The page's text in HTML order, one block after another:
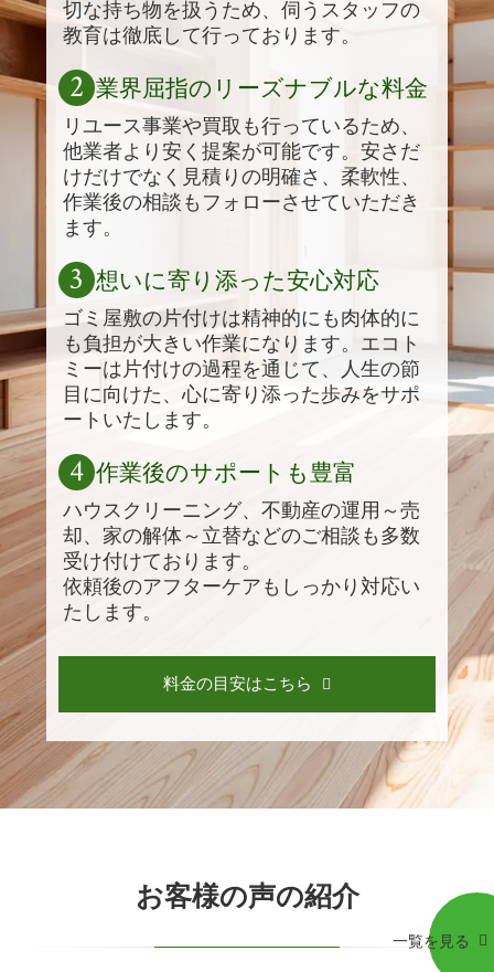
切な持ち物を扱うため、伺うスタッフの
教育は徹底して行っております。
業界屈指のリーズナブルな料金
リユース事業や買取も行っているため、
他業者より安く提案が可能です。安さだ
けだけでなく見積りの明確さ、柔軟性、
作業後の相談もフォローさせていただき
ます。
2
想いに寄り添った安心対応
ゴミ屋敷の片付けは精神的にも肉体的に
も負担が大きい作業になります。エコト
ミーは片付けの過程を通じて、人生の節
目に向けた、心に寄り添った歩みをサポ
ートいたします。
3
作業後のサポートも豊富
ハウスクリーニング、不動産の運用～売
却、家の解体～立替などのご相談も多数
受け付けております。
依頼後のアフターケアもしっかり対応い
たします。
4
料金の目安はこちら
お客様の声の紹介
一覧を見る